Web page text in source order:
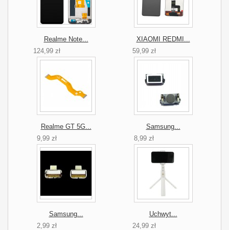
Realme Note...
124,99 zł
XIAOMI REDMI...
59,99 zł
Realme GT 5G...
9,99 zł
Samsung...
8,99 zł
Samsung...
2,99 zł
Uchwyt...
24,99 zł